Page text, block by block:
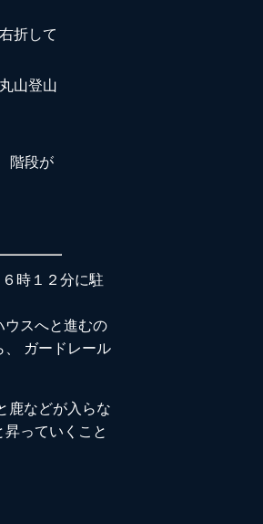
折して
山登山
階段が
時１２分に駐
ウスへと進むの
、 ガードレール
鹿などが入らな
っていくこと